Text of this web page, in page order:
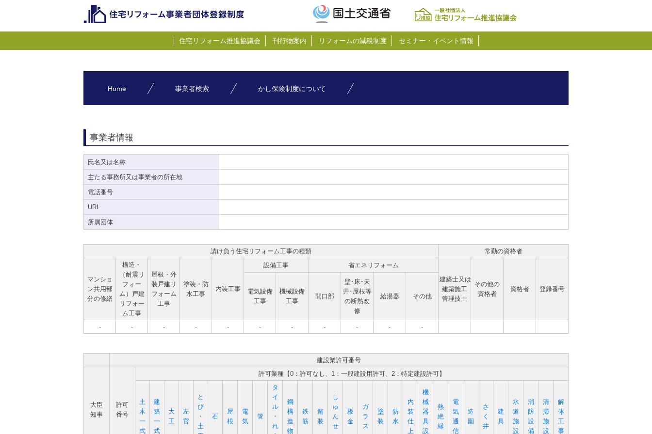
住宅リフォーム推進協議会 刊行物案内 リフォームの減税制度 セミナー・イベント情報
Home 事業者検索 かし保険制度について
事業者情報
氏名又は名称
主たる事務所又は事業者の所在地
電話番号
URL
所属団体
請け負う住宅リフォーム工事の種類 常勤の資格者
マンショ
ン共用部
分の修繕
構造・
（耐震リ
フォー
ム）戸建
リフォー
ム工事
屋根・外
装戸建リ
フォーム
工事
塗装・防
水工事
内装工事
設備工事
省エネリフォーム
建築士又は
建築施工
管理技士
その他の
資格者
資格者 登録番号
電気設備
工事
機械設備
工事
開口部
壁･床･天
井･屋根等
の断熱改
修
給湯器 その他
- - - - - - - - - - -
建設業許可番号
大臣
知事
許可
番号
許可業種【0：許可なし、1：一般建設用許可、2：特定建設許可】
土
木
一
式
建
築
一
式
大
工
左
官
と
び
･
土
石
屋
根
電
気
管
タ
イ
ル
･
れ
鋼
構
造
物
鉄
筋
舗
装
し
ゅ
ん
せ
板
金
ガ
ラ
ス
塗
装
防
水
内
装
仕
上
機
械
器
具
設
熱
絶
縁
電
気
通
信
造
園
さ
く
井
建
具
水
道
施
設
消
防
設
備
清
掃
施
設
解
体
工
事